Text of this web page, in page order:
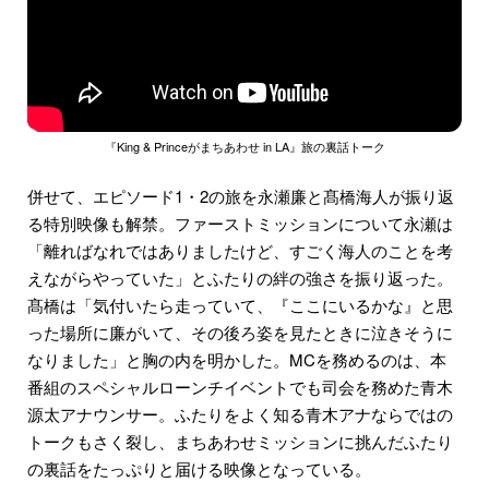
『King & Princeがまちあわせ in LA』旅の裏話トーク
併せて、エピソード1・2の旅を永瀬廉と髙橋海人が振り返
る特別映像も解禁。ファーストミッションについて永瀬は
「離ればなれではありましたけど、すごく海人のことを考
えながらやっていた」とふたりの絆の強さを振り返った。
髙橋は「気付いたら走っていて、『ここにいるかな』と思
った場所に廉がいて、その後ろ姿を見たときに泣きそうに
なりました」と胸の内を明かした。MCを務めるのは、本
番組のスペシャルローンチイベントでも司会を務めた青木
源太アナウンサー。ふたりをよく知る青木アナならではの
トークもさく裂し、まちあわせミッションに挑んだふたり
の裏話をたっぷりと届ける映像となっている。